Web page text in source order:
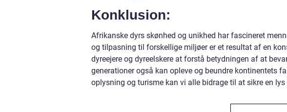
Konklusion:
Afrikanske dyrs skønhed og unikhed har fascineret
og tilpasning til forskellige miljøer er et resultat af en
dyreejere og dyreelskere at forstå betydningen af at
generationer også kan opleve og beundre kontinentets
oplysning og turisme kan vi alle bidrage til at sikre en